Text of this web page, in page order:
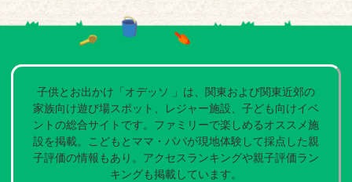
子供とお出かけ「オデッソ 」は、関東および関東近郊の
家族向け遊び場スポット、レジャー施設、子ども向けイベ
ントの総合サイトです。ファミリーで楽しめるオススメ施
設を掲載。こどもとママ・パパが現地体験して採点した親
子評価の情報もあり。アクセスランキングや親子評価ラン
キングも掲載しています。